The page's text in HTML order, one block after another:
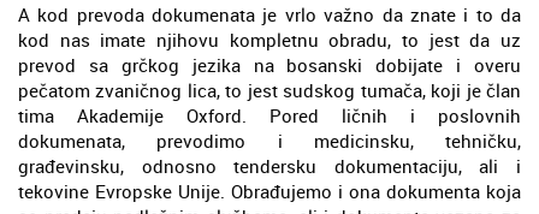
A kod prevoda dokumenata je vrlo važno da znate i to da
kod nas imate njihovu kompletnu obradu, to jest da uz
prevod sa grčkog jezika na bosanski dobijate i overu
pečatom zvaničnog lica, to jest sudskog tumača, koji je član
tima Akademije Oxford. Pored ličnih i poslovnih
dokumenata, prevodimo i medicinsku, tehničku,
građevinsku, odnosno tendersku dokumentaciju, ali i
tekovine Evropske Unije. Obrađujemo i ona dokumenta koja